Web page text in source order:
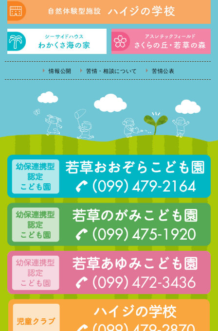
情報公開 苦情・相談について 苦情公表